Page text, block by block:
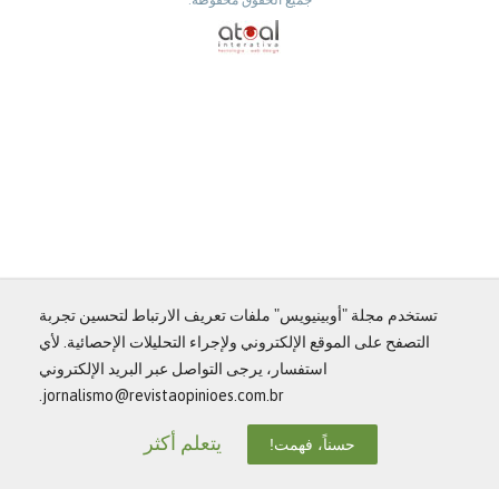
تستخدم مجلة "أوبينيويس" ملفات تعريف الارتباط لتحسين تجربة
التصفح على الموقع الإلكتروني ولإجراء التحليلات الإحصائية. لأي
استفسار، يرجى التواصل عبر البريد الإلكتروني
jornalismo@revistaopinioes.com.br.
يتعلم أكثر حسناً، فهمت!